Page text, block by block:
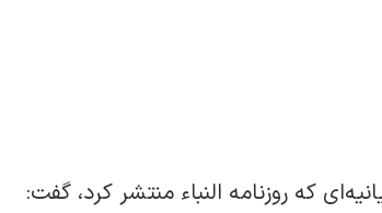
که روزنامه النباء منتشر کرد، گفت: